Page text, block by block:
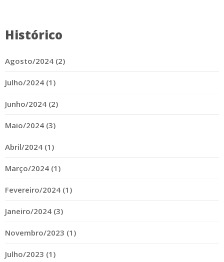
Histórico
Agosto/2024 (2)
Julho/2024 (1)
Junho/2024 (2)
Maio/2024 (3)
Abril/2024 (1)
Março/2024 (1)
Fevereiro/2024 (1)
Janeiro/2024 (3)
Novembro/2023 (1)
Julho/2023 (1)